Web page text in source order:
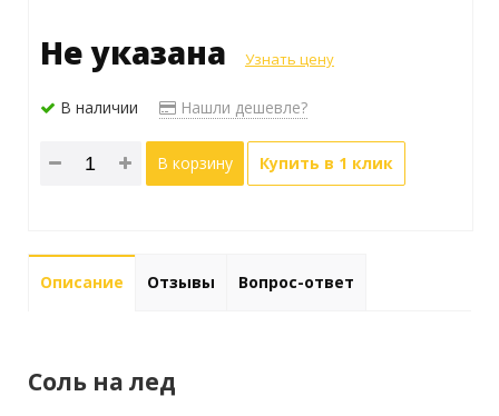
Не указана Узнать цену
В наличии Нашли дешевле?
В корзину Купить в 1 клик
Описание Отзывы Вопрос-ответ
Соль на лед